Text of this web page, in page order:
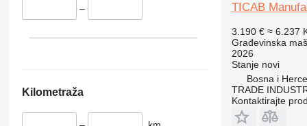
349
S-Series
–
Kilometraža
TICAB
3.190 € ≈ 6.237
Građevinska
2026
Stanjenovi
Bosna i
TRADE
Kontaktirajte